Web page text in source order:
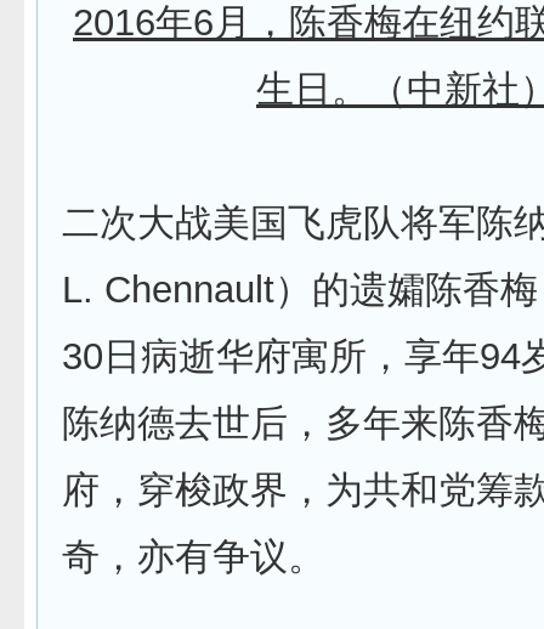
2016年6月，陈香梅在纽约
生日。（中新社
二次大战美国飞虎队将军陈
L. Chennault）的遗孀陈香
30日病逝华府寓所，享年94
陈纳德去世后，多年来陈香
府，穿梭政界，为共和党筹
奇，亦有争议。